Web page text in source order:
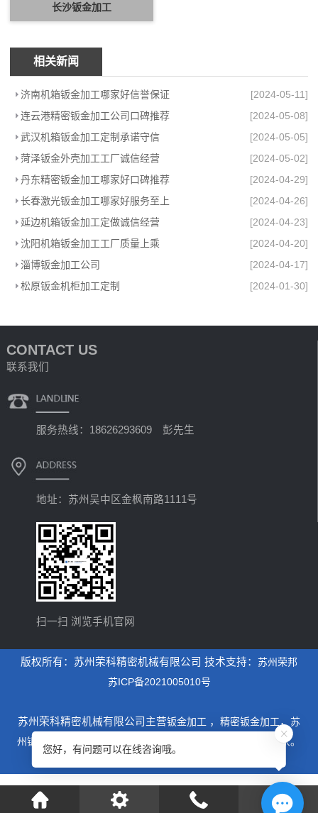
长沙钣金加工
相关新闻
济南机箱钣金加工哪家好信誉保证
[2024-05-11]
连云港精密钣金加工公司口碑推荐
[2024-05-08]
武汉机箱钣金加工定制承诺守信
[2024-05-05]
菏泽钣金外壳加工工厂诚信经营
[2024-05-02]
丹东精密钣金加工哪家好口碑推荐
[2024-04-29]
长春激光钣金加工哪家好服务至上
[2024-04-26]
延边机箱钣金加工定做诚信经营
[2024-04-23]
沈阳机箱钣金加工工厂质量上乘
[2024-04-20]
淄博钣金加工公司
[2024-04-17]
松原钣金机柜加工定制
[2024-01-30]
CONTACT US
联系我们
服务热线：18626293609 彭先生
地址：苏州吴中区金枫南路1111号
扫一扫 浏览手机官网
版权所有：苏州荣科精密机械有限公司 技术支持： 苏州荣邦
苏ICP备2021005010号
苏州荣科精密机械有限公司主营钣金加工 ， 精密钣金加工， 苏
州钣金加工
，是一家专业从事设计制造钣金加工为主的厂家。
您好，有问题可以在线咨询哦。